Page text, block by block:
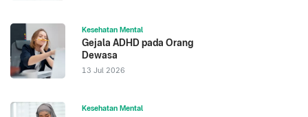
Kesehatan Mental
Gejala ADHD pada Orang
Dewasa
13 Jul 2026
Kesehatan Mental